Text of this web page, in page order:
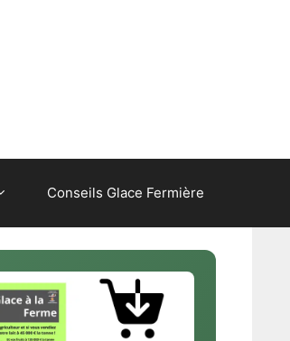
Conseils Glace Fermière